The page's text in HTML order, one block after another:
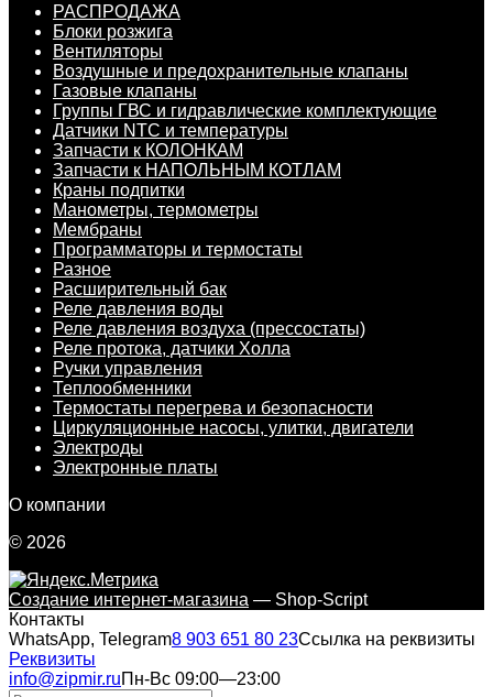
РАСПРОДАЖА
Блоки розжига
Вентиляторы
Воздушные и предохранительные клапаны
Газовые клапаны
Группы ГВС и гидравлические комплектующие
Датчики NTC и температуры
Запчасти к КОЛОНКАМ
Запчасти к НАПОЛЬНЫМ КОТЛАМ
Краны подпитки
Манометры, термометры
Мембраны
Программаторы и термостаты
Разное
Расширительный бак
Реле давления воды
Реле давления воздуха (прессостаты)
Реле протока, датчики Холла
Ручки управления
Теплообменники
Термостаты перегрева и безопасности
Циркуляционные насосы, улитки, двигатели
Электроды
Электронные платы
О компании
© 2026
Создание интернет-магазина — Shop-Script
Контакты
WhatsApp, Telegram8 903 651 80 23Ссылка на реквизиты
Реквизиты
info@zipmir.ruПн-Вс 09:00—23:00